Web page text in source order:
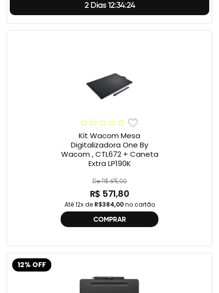
2 Dias 12:34:23
Kit Wacom Mesa
Digitalizadora One By
Wacom , CTL672 + Caneta
Extra LP190K
De R$ 675,00
R$ 571,80
Até 12x de R$384,00no cartão
COMPRAR
12% OFF